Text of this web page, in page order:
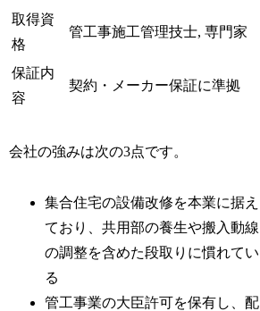
取得資
格
管工事施工管理技士, 専門家
保証内
容
契約・メーカー保証に準拠
会社の強みは次の3点です。
集合住宅の設備改修を本業に据え
ており、共用部の養生や搬入動線
の調整を含めた段取りに慣れてい
る
管工事業の大臣許可を保有し、配